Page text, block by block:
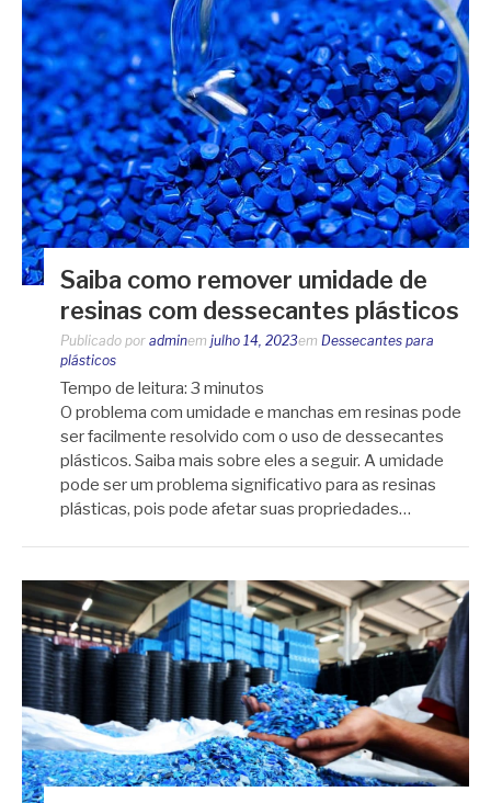
Saiba como remover umidade de
resinas com dessecantes plásticos
Publicado por adminem julho 14, 2023em Dessecantes para
plásticos
Tempo de leitura: 3 minutos
O problema com umidade e manchas em resinas pode
ser facilmente resolvido com o uso de dessecantes
plásticos. Saiba mais sobre eles a seguir. A umidade
pode ser um problema significativo para as resinas
plásticas, pois pode afetar suas propriedades…